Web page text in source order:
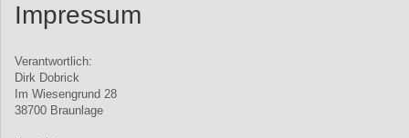
Impressum
Verantwortlich:
Dirk Dobrick
Im Wiesengrund 28
38700 Braunlage